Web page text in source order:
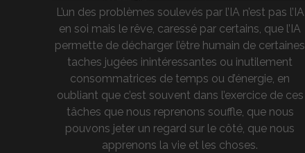
L’un des problèmes soulevés par l’IA n’est pas l’IA
en soi mais le rêve, caressé par certains, que l’IA
permette de décharger l’être humain de certaines
taches jugées inintéressantes ou inutilement
consommatrices de temps ou d’énergie, en
oubliant que c’est souvent dans l’exercice de ces
tâches que nous reprenons souffle, que nous
pouvons jeter un regard sur le côté, que nous
apprenons la vie et les choses.